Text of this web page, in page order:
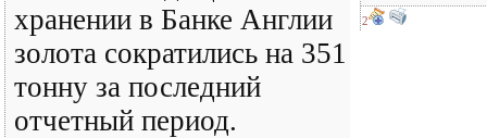
хранении в Банке Англии
золота сократились на 351
тонну за последний
отчетный период.
2